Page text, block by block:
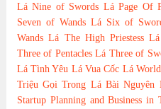
Lá Nine of Swords Lá Page Of
Seven of Wands Lá Six of
Wands Lá The High Priestess
Three of Pentacles Lá Three of
Lá Tình Yêu Lá Vua Cốc Lá World
Triệu Gọi Trong Lá Bài Nguyên
Startup Planning and Business in